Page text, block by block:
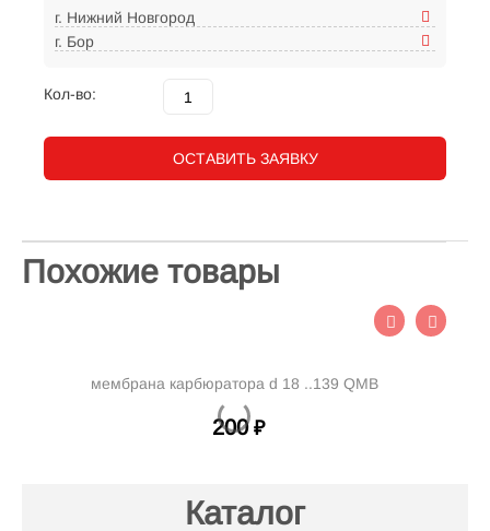
г. Нижний Новгород
г. Бор
Кол-во:
ОСТАВИТЬ ЗАЯВКУ
Похожие товары
мембрана карбюратора d 18 ..139 QMB
200 ₽
Каталог